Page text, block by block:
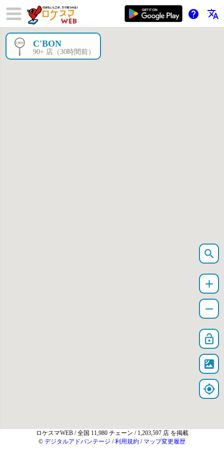
help translate
C'BON
90+ 店（30時間前）
search
add
remove
lock_open
satellite
my_location
ロケスマWEB / 全国 11,980 チェーン / 1,203,597 店 を掲載
© デジタルアドバンテージ /利用規約 / マップ変更履歴